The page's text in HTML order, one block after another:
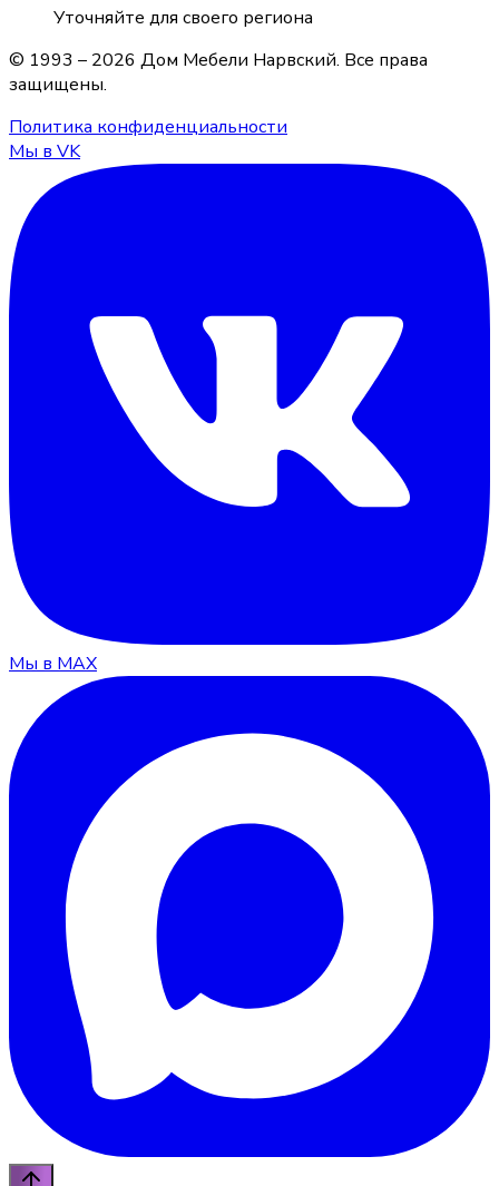
Уточняйте для своего региона
© 1993 – 2026 Дом Мебели Нарвский. Все права
защищены.
Политика конфиденциальности
Мы в VK
Мы в MAX